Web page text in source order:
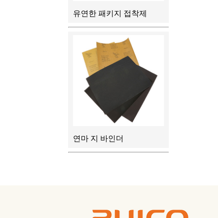
유연한 패키지 접착제
연마 지 바인더